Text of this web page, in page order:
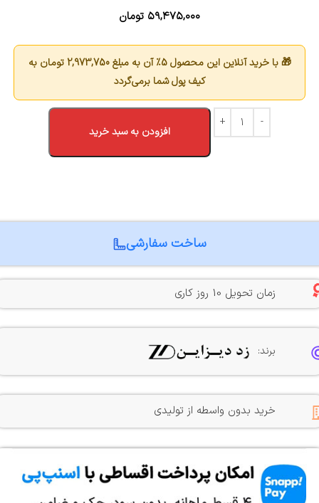
۵۹,۴۷۵,۰۰۰ تومان
🎁 با خرید آنلاین این محصول 5٪ آن به مبلغ 2,973,750تومان به
کیف پول شما برمی‌گردد
افزودن به سبد خرید
ساخت سفارشی
زمان تحویل 10 روز کاری
برند:
خرید بدون واسطه از تولیدی